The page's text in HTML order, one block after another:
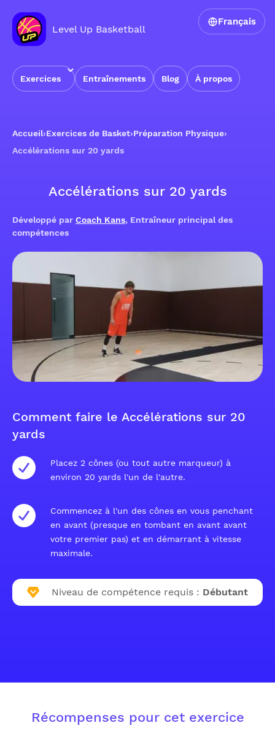
Level Up Basketball
Exercices Entraînements Blog À propos
Français
Accueil›Exercices de Basket›Préparation Physique›
Accélérations sur 20 yards
Accélérations sur 20 yards
Développé par Coach Kans, Entraîneur principal des
compétences
Comment faire le Accélérations sur 20
yards
Placez 2 cônes (ou tout autre marqueur) à
environ 20 yards l'un de l'autre.
Commencez à l'un des cônes en vous penchant
en avant (presque en tombant en avant avant
votre premier pas) et en démarrant à vitesse
maximale.
Niveau de compétence requis : Débutant
Récompenses pour cet exercice